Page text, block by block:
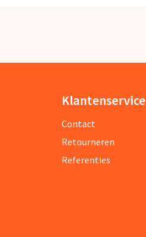
Klantenservice
Contact
Retourneren
Referenties